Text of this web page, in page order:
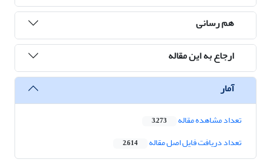
هم رسانی
ارجاع به این مقاله
آمار
تعداد مشاهده مقاله 3,273
تعداد دریافت فایل اصل مقاله 2,614